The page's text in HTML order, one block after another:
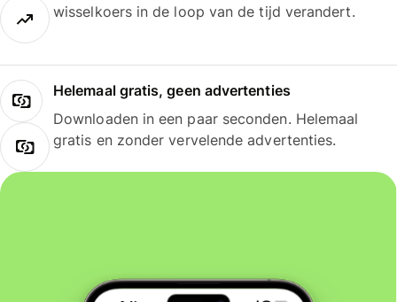
wisselkoers in de loop van de tijd verandert.
Helemaal gratis, geen advertenties
Downloaden in een paar seconden. Helemaal
gratis en zonder vervelende advertenties.